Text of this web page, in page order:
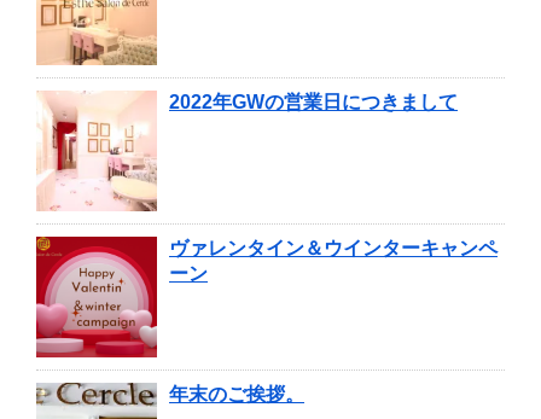
2022年GWの営業日につきまして
ヴァレンタイン＆ウインターキャンペ
ーン
年末のご挨拶。